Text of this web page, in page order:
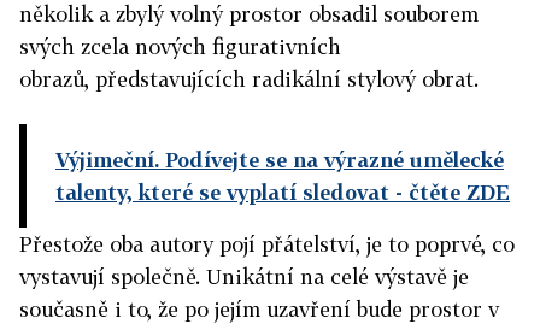
několik a zbylý volný prostor obsadil souborem
svých zcela nových figurativních
obrazů, představujících radikální stylový obrat.
Výjimeční. Podívejte se na výrazné umělecké
talenty, které se vyplatí sledovat - čtěte ZDE
Přestože oba autory pojí přátelství, je to poprvé, co
vystavují společně. Unikátní na celé výstavě je
současně i to, že po jejím uzavření bude prostor v